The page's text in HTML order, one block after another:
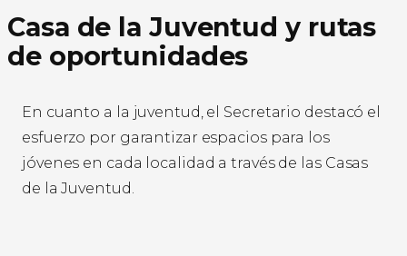
Casa de la Juventud y rutas
de oportunidades
En cuanto a la juventud, el Secretario destacó el
esfuerzo por garantizar espacios para los
jóvenes en cada localidad a través de las Casas
de la Juventud.